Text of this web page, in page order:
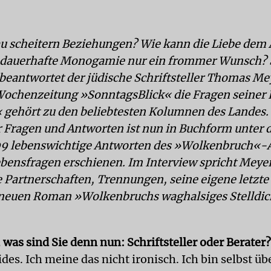
scheitern Beziehungen? Wie kann die Liebe dem
Monogamie nur ein frommer Wunsch?
der jüdische Schriftsteller Thomas
»SonntagsBlick« die Fragen seiner
zu den beliebtesten Kolumnen des Landes.
Fragen und Antworten ist nun in Buchform unter
lebenswichtige Antworten des »Wolkenbruch«-
erschienen. Im Interview spricht
Trennungen, seine eigene
Roman »Wolkenbruchs waghalsiges
sind Sie denn nun: Schriftsteller oder Berater?
Ich meine das nicht ironisch. Ich bin selbst